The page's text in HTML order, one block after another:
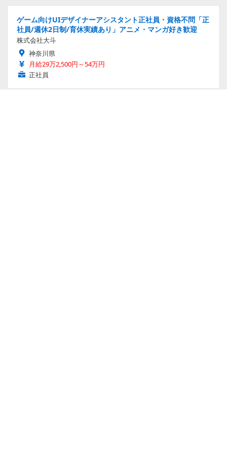
ゲーム向けUIデザイナーアシスタント正社員・資格不問「正
社員/週休2日制/育休実績あり」アニメ・マンガ好き歓迎
株式会社大斗
神奈川県
月給29万2,500円～54万円
正社員